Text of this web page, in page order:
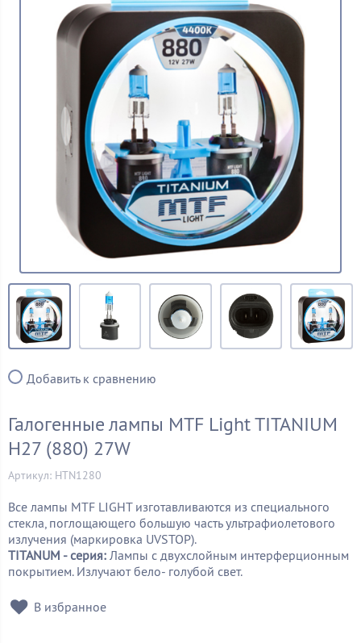
Добавить к сравнению
Галогенные лампы MTF Light TITANIUM
H27 (880) 27W
Артикул: HTN1280
Все лампы MTF LIGHT изготавливаются из специального
стекла, поглощающего большую часть ультрафиолетового
излучения (маркировка UVSTOP).
TITANUM - серия: Лампы с двухслойным интерферционным
покрытием. Излучают бело- голубой свет.
В избранное